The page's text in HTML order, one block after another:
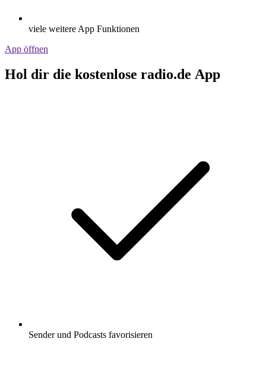
viele weitere App Funktionen
App öffnen
Hol dir die kostenlose radio.de App
Sender und Podcasts favorisieren